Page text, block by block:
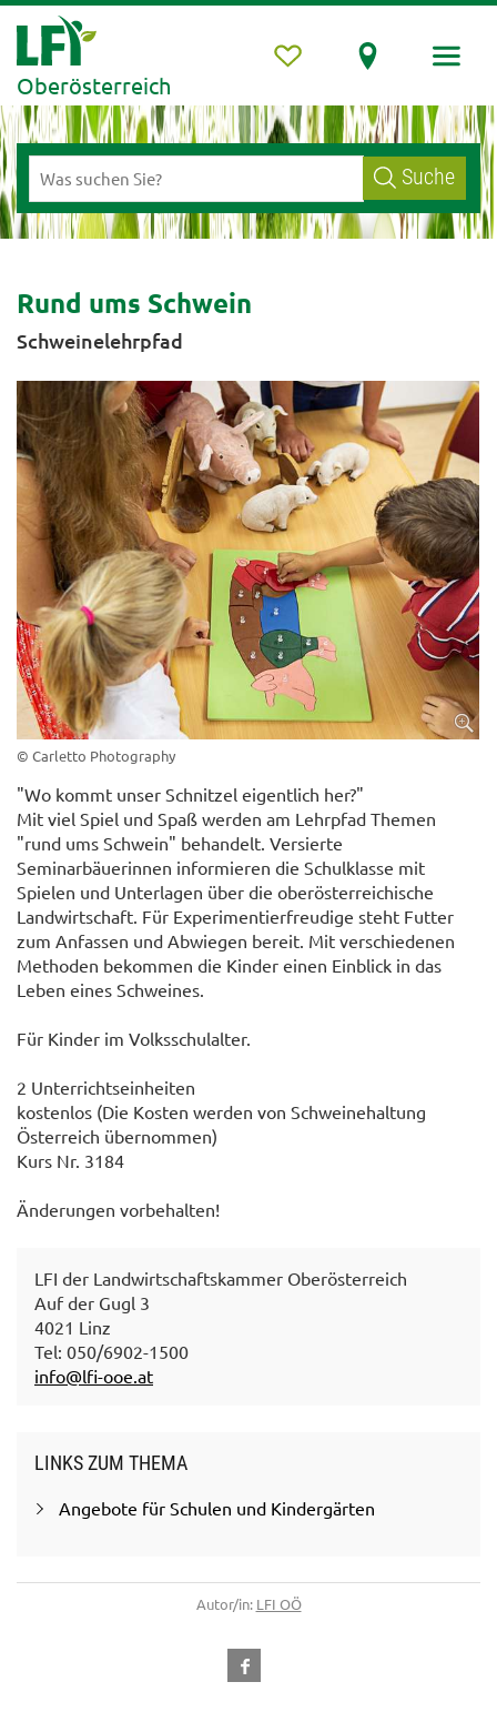
Oberösterreich
Suche
Rund ums Schwein
Schweinelehrpfad
© Carletto Photography
"Wo kommt unser Schnitzel eigentlich her?"
Mit viel Spiel und Spaß werden am Lehrpfad Themen
"rund ums Schwein" behandelt. Versierte
Seminarbäuerinnen informieren die Schulklasse mit
Spielen und Unterlagen über die oberösterreichische
Landwirtschaft. Für Experimentierfreudige steht Futter
zum Anfassen und Abwiegen bereit. Mit verschiedenen
Methoden bekommen die Kinder einen Einblick in das
Leben eines Schweines.
Für Kinder im Volksschulalter.
2 Unterrichtseinheiten
kostenlos (Die Kosten werden von Schweinehaltung
Österreich übernommen)
Kurs Nr. 3184
Änderungen vorbehalten!
LFI der Landwirtschaftskammer Oberösterreich
Auf der Gugl 3
4021 Linz
Tel: 050/6902-1500
info@lfi-ooe.at
LINKS ZUM THEMA
Angebote für Schulen und Kindergärten
Autor/in: LFI OÖ